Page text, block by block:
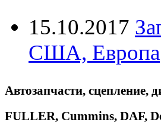
15.10.2017
США, Европа
Автозапчасти, сцепление,
FULLER, Cummins, DAF,